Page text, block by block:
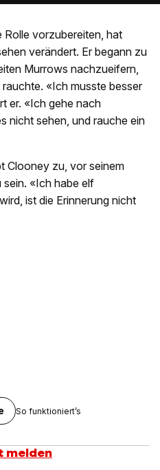
Rolle vorzubereiten, hat
verändert. Er begann zu
Murrows nachzueifern,
«Ich musste besser
er. «Ich gehe nach
nicht sehen, und rauche ein
Clooney zu, vor seinem
«Ich habe elf
ist die Erinnerung nicht
So funktioniert’s
melden